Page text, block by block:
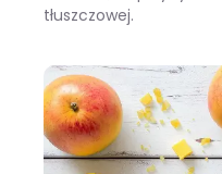
tłuszczowej.